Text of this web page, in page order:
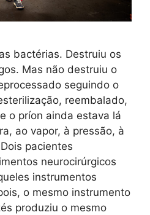
bactérias. Destruiu os
Mas não destruiu o
seguindo o
reembalado,
o príon ainda estava lá
ao vapor, à pressão, à
pacientes
neurocirúrgicos
instrumentos
o mesmo instrumento
produziu o mesmo